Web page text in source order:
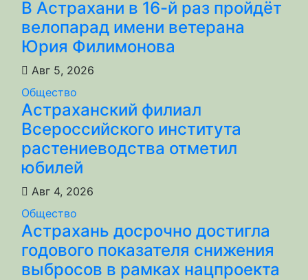
В Астрахани в 16-й раз пройдёт
велопарад имени ветерана
Юрия Филимонова
Авг 5, 2026
Общество
Астраханский филиал
Всероссийского института
растениеводства отметил
юбилей
Авг 4, 2026
Общество
Астрахань досрочно достигла
годового показателя снижения
выбросов в рамках нацпроекта